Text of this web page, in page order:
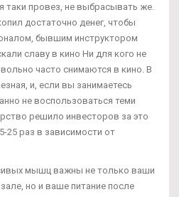
таки провез, не выбрасывать же.
достаточно денег, чтобы
бывшим инструктором
славу в кино Ни для кого не
часто снимаются в кино. В
и, если вы занимаетесь
не воспользоваться теми
решило инвесторов за это
25 раз в зависимости от
мышц важны не только ваши
но и ваше питание после